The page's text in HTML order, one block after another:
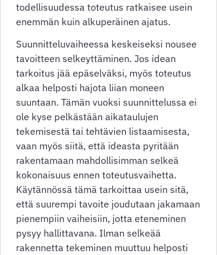
todellisuudessa toteutus ratkaisee usein
enemmän kuin alkuperäinen ajatus.
Suunnitteluvaiheessa keskeiseksi nousee
tavoitteen selkeyttäminen. Jos idean
tarkoitus jää epäselväksi, myös toteutus
alkaa helposti hajota liian moneen
suuntaan. Tämän vuoksi suunnittelussa ei
ole kyse pelkästään aikataulujen
tekemisestä tai tehtävien listaamisesta,
vaan myös siitä, että ideasta pyritään
rakentamaan mahdollisimman selkeä
kokonaisuus ennen toteutusvaihetta.
Käytännössä tämä tarkoittaa usein sitä,
että suurempi tavoite joudutaan jakamaan
pienempiin vaiheisiin, jotta eteneminen
pysyy hallittavana. Ilman selkeää
rakennetta tekeminen muuttuu helposti